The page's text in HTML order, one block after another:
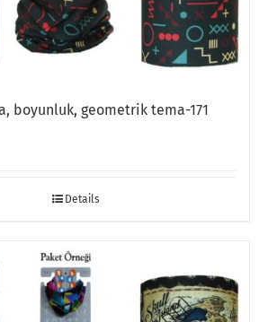
boyunluk, geometrik tema-171
Details